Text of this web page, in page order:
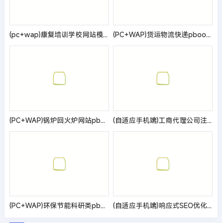
(pc+wap)康复培训学校网站模板 (PC+WAP)货运物流快递pbootcms网站模板 仓储货架类网站源码
(PC+WAP)锅炉回火炉网站pbootcms模板 通用机械设备网站源码 (自适应手机端)工商代理公司注册类pbootcms网站模板 财务会计类网站源码
(PC+WAP)环保节能科研类pbootcms网站模板 蓝色环保企业网站源码 (自适应手机端)响应式SEO优化装修装饰设计公司网站pbootcms模板 装修装饰工程seo网站源码